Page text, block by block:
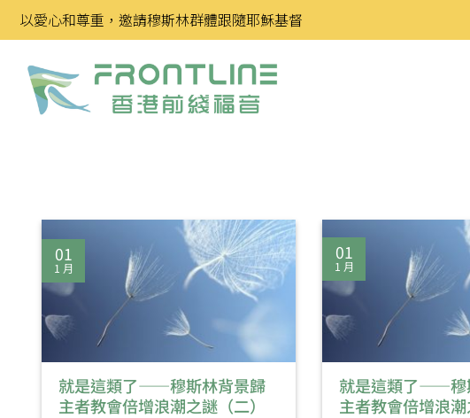
Skip
to
content
以愛心和尊重，邀請穆斯林群體跟隨耶穌基督
就是這類了——穆斯林背景歸
主者教會倍增浪潮之謎（二）
01
1 月
就是這類了——穆
主者教會倍增浪潮
01
1 月